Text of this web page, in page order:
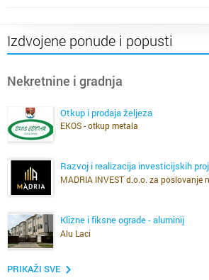
Izdvojene ponude i popusti
Nekretnine i gradnja
Otkup i prodaja željeza
EKOS - otkup metala
Razvoj i realizacija investicijskih
MADRIA INVEST d.o.o. za poslovanje
Klizne i fiksne ograde - aluminij
Alu Laci
PRIKAŽI SVE